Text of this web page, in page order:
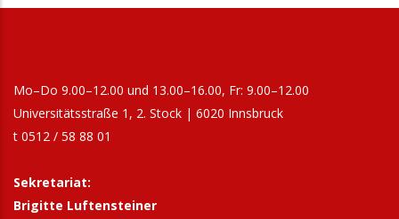
Mo–Do 9.00–12.00 und 13.00–16.00, Fr: 9.00–12.00
Universitätsstraße 1, 2. Stock | 6020 Innsbruck
t 0512 / 58 88 01
Sekretariat:
Brigitte Luftensteiner